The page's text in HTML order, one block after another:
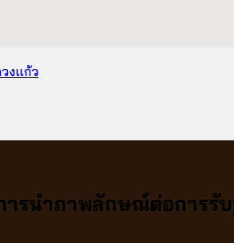
งแก้ว
ารนำภาพลักษณ์ต่อการรับ